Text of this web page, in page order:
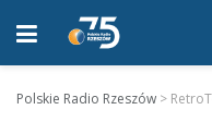
Polskie Radio Rzeszów >